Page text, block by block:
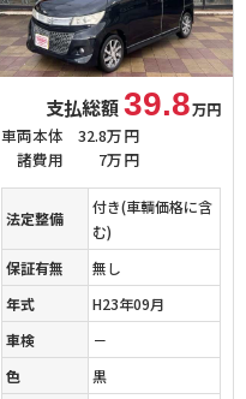
支払総額39.8万円
車両本体
32.8万円
諸費用
7万円
法定整備
付き(車輌価格に含
む)
保証有無
無し
年式
H23年09月
車検
－
色
黒